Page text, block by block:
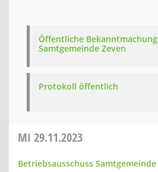
Öffentliche Bekanntmachung
Samtgemeinde Zeven
Protokoll öffentlich
MI 29.11.2023
Betriebsausschuss Samtgemeinde